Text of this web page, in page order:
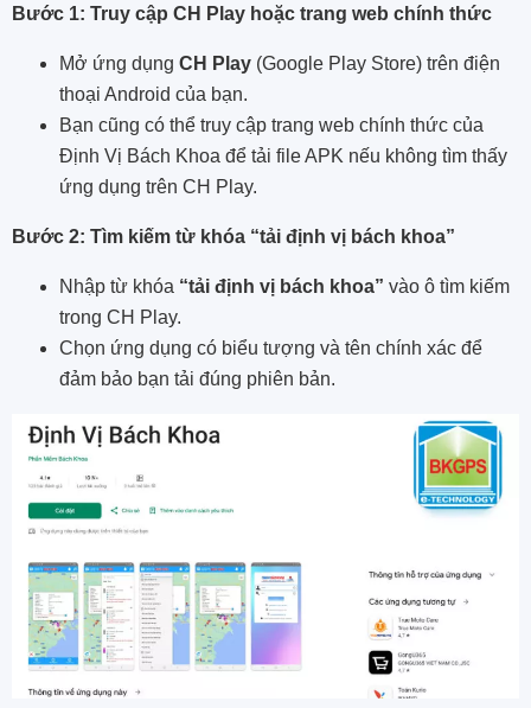
Bước 1: Truy cập CH Play hoặc trang web chính thức
Mở ứng dụng CH Play (Google Play Store) trên điện
thoại Android của bạn.
Bạn cũng có thể truy cập trang web chính thức của
Định Vị Bách Khoa để tải file APK nếu không tìm thấy
ứng dụng trên CH Play.
Bước 2: Tìm kiếm từ khóa “tải định vị bách khoa”
Nhập từ khóa “tải định vị bách khoa” vào ô tìm kiếm
trong CH Play.
Chọn ứng dụng có biểu tượng và tên chính xác để
đảm bảo bạn tải đúng phiên bản.